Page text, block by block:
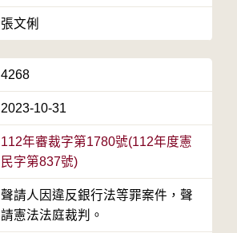
張文俐
4268
2023-10-31
112年審裁字第1780號(112年度憲
民字第837號)
聲請人因違反銀行法等罪案件，聲
請憲法法庭裁判。